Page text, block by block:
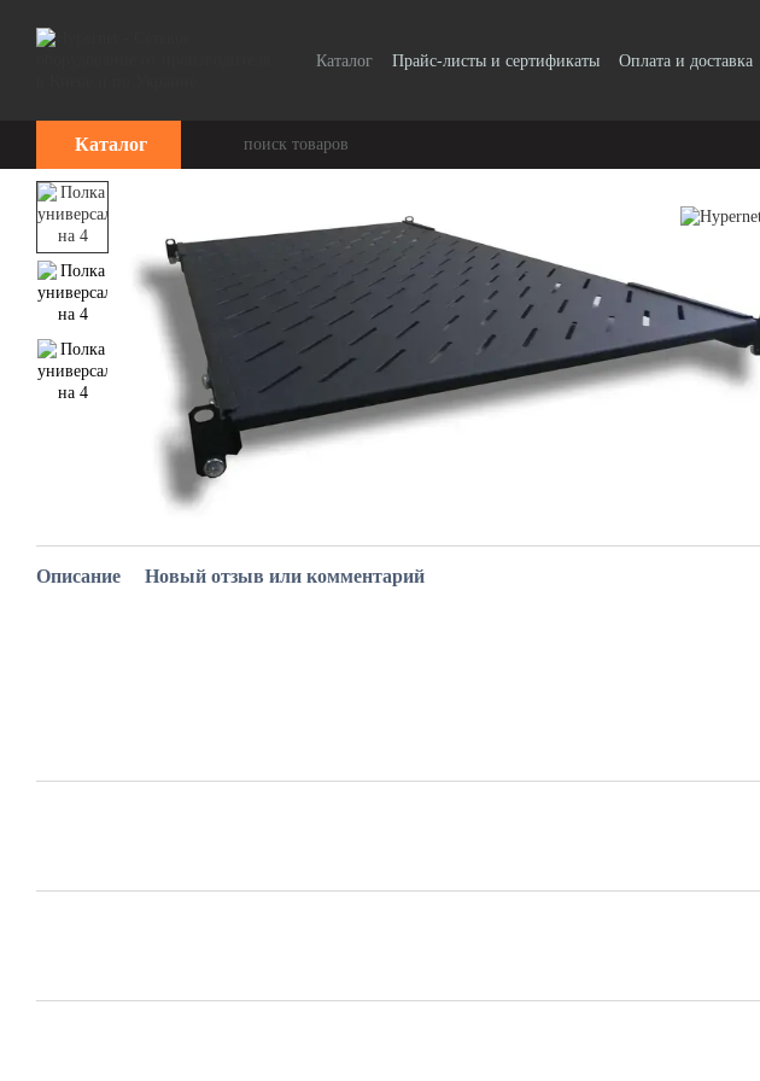
Каталог Прайс-листы и сертификаты Оплата и доставка
Каталог
Описание Новый отзыв или комментарий